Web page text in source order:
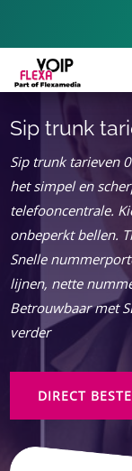
Sip trunk
Sip trunk tarieven
het simpel en
telefooncentrale.​
onbeperkt bellen.​
Snelle
lijnen, nette
Betrouwbaar met
verder
DIRECT